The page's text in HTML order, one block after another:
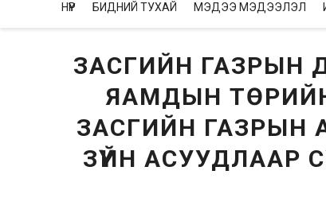
НҮҮР БИДНИЙ ТУХАЙ МЭДЭЭ МЭДЭЭЛЭЛ
ЗАСГИЙН ГАЗРЫН
ЯАМДЫН
ЗАСГИЙН ГАЗРЫН
ЗҮЙН АСУУДЛААР